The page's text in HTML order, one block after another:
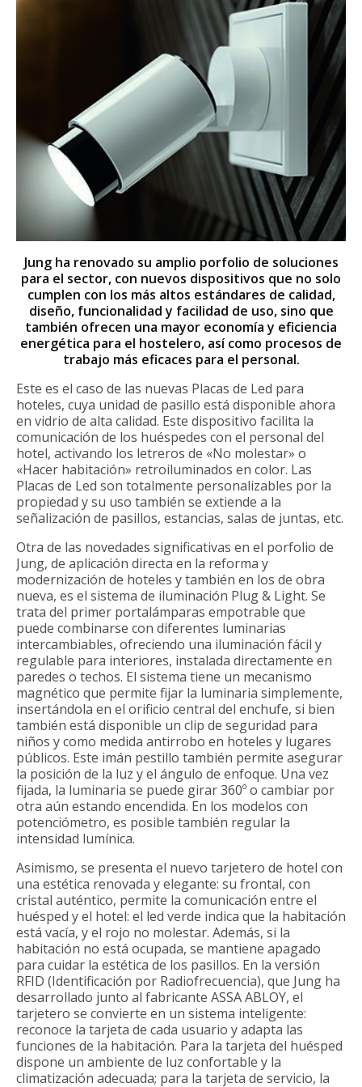
Jung ha renovado su amplio porfolio de soluciones
para el sector, con nuevos dispositivos que no solo
cumplen con los más altos estándares de calidad,
diseño, funcionalidad y facilidad de uso, sino que
también ofrecen una mayor economía y eficiencia
energética para el hostelero, así como procesos de
trabajo más eficaces para el personal.
Este es el caso de las nuevas Placas de Led para
hoteles, cuya unidad de pasillo está disponible ahora
en vidrio de alta calidad. Este dispositivo facilita la
comunicación de los huéspedes con el personal del
hotel, activando los letreros de «No molestar» o
«Hacer habitación» retroiluminados en color. Las
Placas de Led son totalmente personalizables por la
propiedad y su uso también se extiende a la
señalización de pasillos, estancias, salas de juntas, etc.
Otra de las novedades significativas en el porfolio de
Jung, de aplicación directa en la reforma y
modernización de hoteles y también en los de obra
nueva, es el sistema de iluminación Plug & Light. Se
trata del primer portalámparas empotrable que
puede combinarse con diferentes luminarias
intercambiables, ofreciendo una iluminación fácil y
regulable para interiores, instalada directamente en
paredes o techos. El sistema tiene un mecanismo
magnético que permite fijar la luminaria simplemente,
insertándola en el orificio central del enchufe, si bien
también está disponible un clip de seguridad para
niños y como medida antirrobo en hoteles y lugares
públicos. Este imán pestillo también permite asegurar
la posición de la luz y el ángulo de enfoque. Una vez
fijada, la luminaria se puede girar 360º o cambiar por
otra aún estando encendida. En los modelos con
potenciómetro, es posible también regular la
intensidad lumínica.
Asimismo, se presenta el nuevo tarjetero de hotel con
una estética renovada y elegante: su frontal, con
cristal auténtico, permite la comunicación entre el
huésped y el hotel: el led verde indica que la habitación
está vacía, y el rojo no molestar. Además, si la
habitación no está ocupada, se mantiene apagado
para cuidar la estética de los pasillos. En la versión
RFID (Identificación por Radiofrecuencia), que Jung ha
desarrollado junto al fabricante ASSA ABLOY, el
tarjetero se convierte en un sistema inteligente:
reconoce la tarjeta de cada usuario y adapta las
funciones de la habitación. Para la tarjeta del huésped
dispone un ambiente de luz confortable y la
climatización adecuada; para la tarjeta de servicio, la